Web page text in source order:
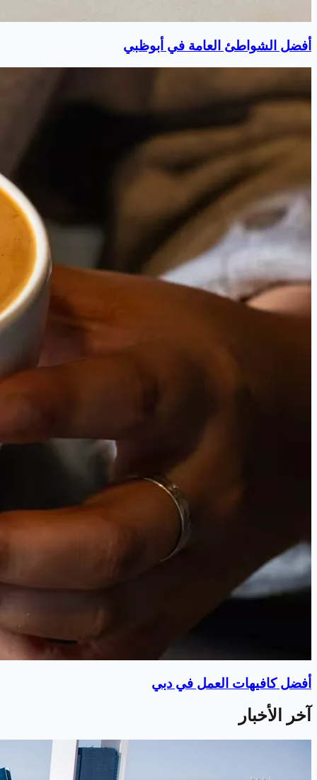
أفضل الشواطئ العامة في أبوظبي
أفضل كافيهات العمل في دبي
آخر الأخبار